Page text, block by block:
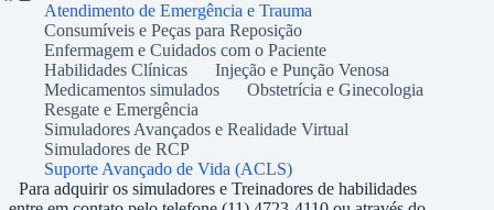
Atendimento de Emergência e Trauma
Consumíveis e Peças para Reposição
Enfermagem e Cuidados com o Paciente
Habilidades Clínicas
Injeção e Punção Venosa
Medicamentos simulados
Obstetrícia e Ginecologia
Resgate e Emergência
Simuladores Avançados e Realidade Virtual
Simuladores de RCP
Suporte Avançado de Vida (ACLS)
Para adquirir os simuladores e Treinadores de habilidades